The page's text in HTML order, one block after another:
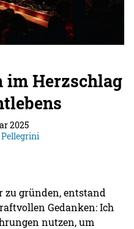
im Herzschlag
2025
zu gründen, entstand
Gedanken: Ich
nutzen, um